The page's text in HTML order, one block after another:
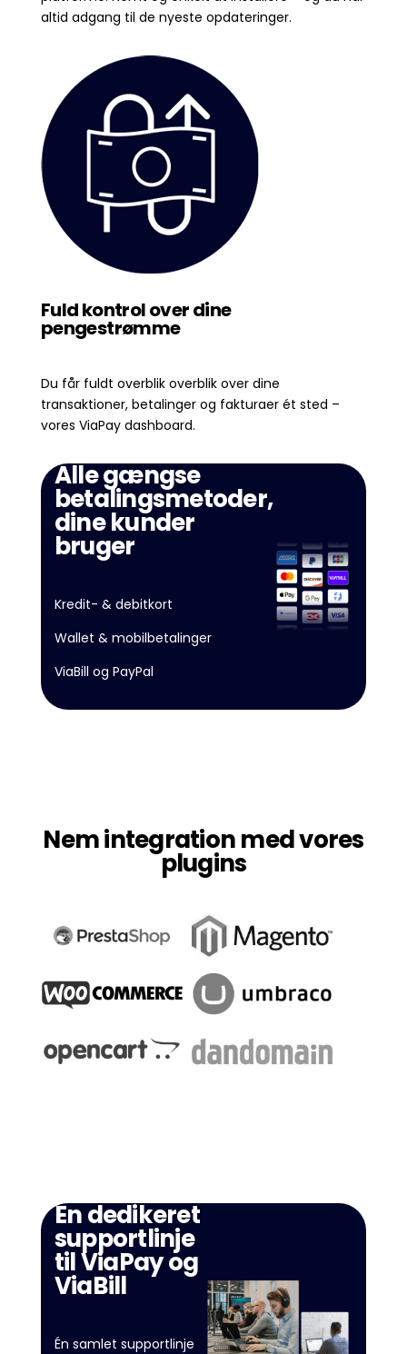
altid adgang til de nyeste opdateringer.
Fuld kontrol over dine
pengestrømme
Du får fuldt overblik overblik over dine
transaktioner, betalinger og fakturaer ét sted –
vores ViaPay dashboard.
Alle gængse
betalingsmetoder,
dine kunder
bruger
Kredit- & debitkort
Wallet & mobilbetalinger
ViaBill og PayPal
Nem integration med vores
plugins
Én dedikeret
supportlinje
til ViaPay og
ViaBill
Én samlet supportlinje